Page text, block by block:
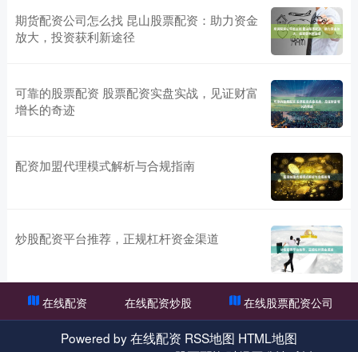
期货配资公司怎么找 昆山股票配资：助力资金
放大，投资获利新途径
可靠的股票配资 股票配资实盘实战，见证财富
增长的奇迹
配资加盟代理模式解析与合规指南
炒股配资平台推荐，正规杠杆资金渠道
在线配资 在线配资炒股 在线股票配资公司
Powered by在线配资 RSS地图 HTML地图